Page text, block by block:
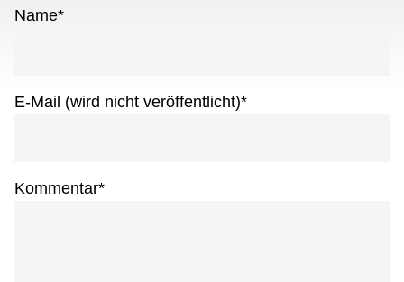
Name*
E-Mail (wird nicht veröffentlicht)*
Kommentar*